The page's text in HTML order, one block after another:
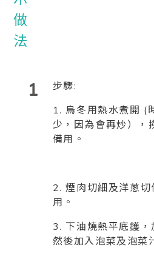
1
步驟:
1. 烏冬用熱水煮開 (
少，因為會再炒），
備用。
2. 煙肉切細及洋蔥
用。
3. 下油燒熱平底鑊，
然後加入泡菜及泡菜